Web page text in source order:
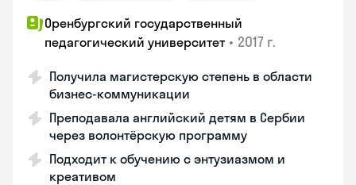
Оренбургский государственный
педагогический университет • 2017 г.
Получила магистерскую степень в области
бизнес-коммуникации
Преподавала английский детям в Сербии
через волонтёрскую программу
Подходит к обучению с энтузиазмом и
креативом